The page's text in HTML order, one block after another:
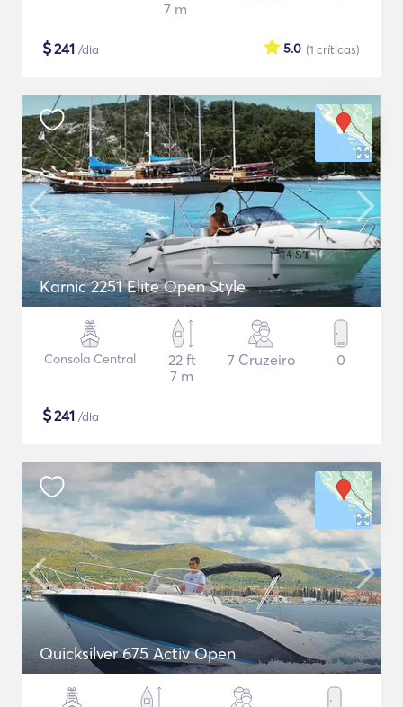
7 m
$241 /dia (1 críticas)
5.0
Karnic 2251 Elite Open Style
Consola Central
22 ft
7 m
7 Cruzeiro 0
$241 /dia
Quicksilver 675 Activ Open